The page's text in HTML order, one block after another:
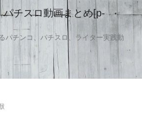
チスロ動画まとめ[p-
パチンコ、パチスロ、ライター実践動